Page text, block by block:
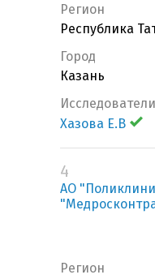
Регион
Республика
Город
Казань
Исследователи
Хазова Е.В
4
АО
Регион